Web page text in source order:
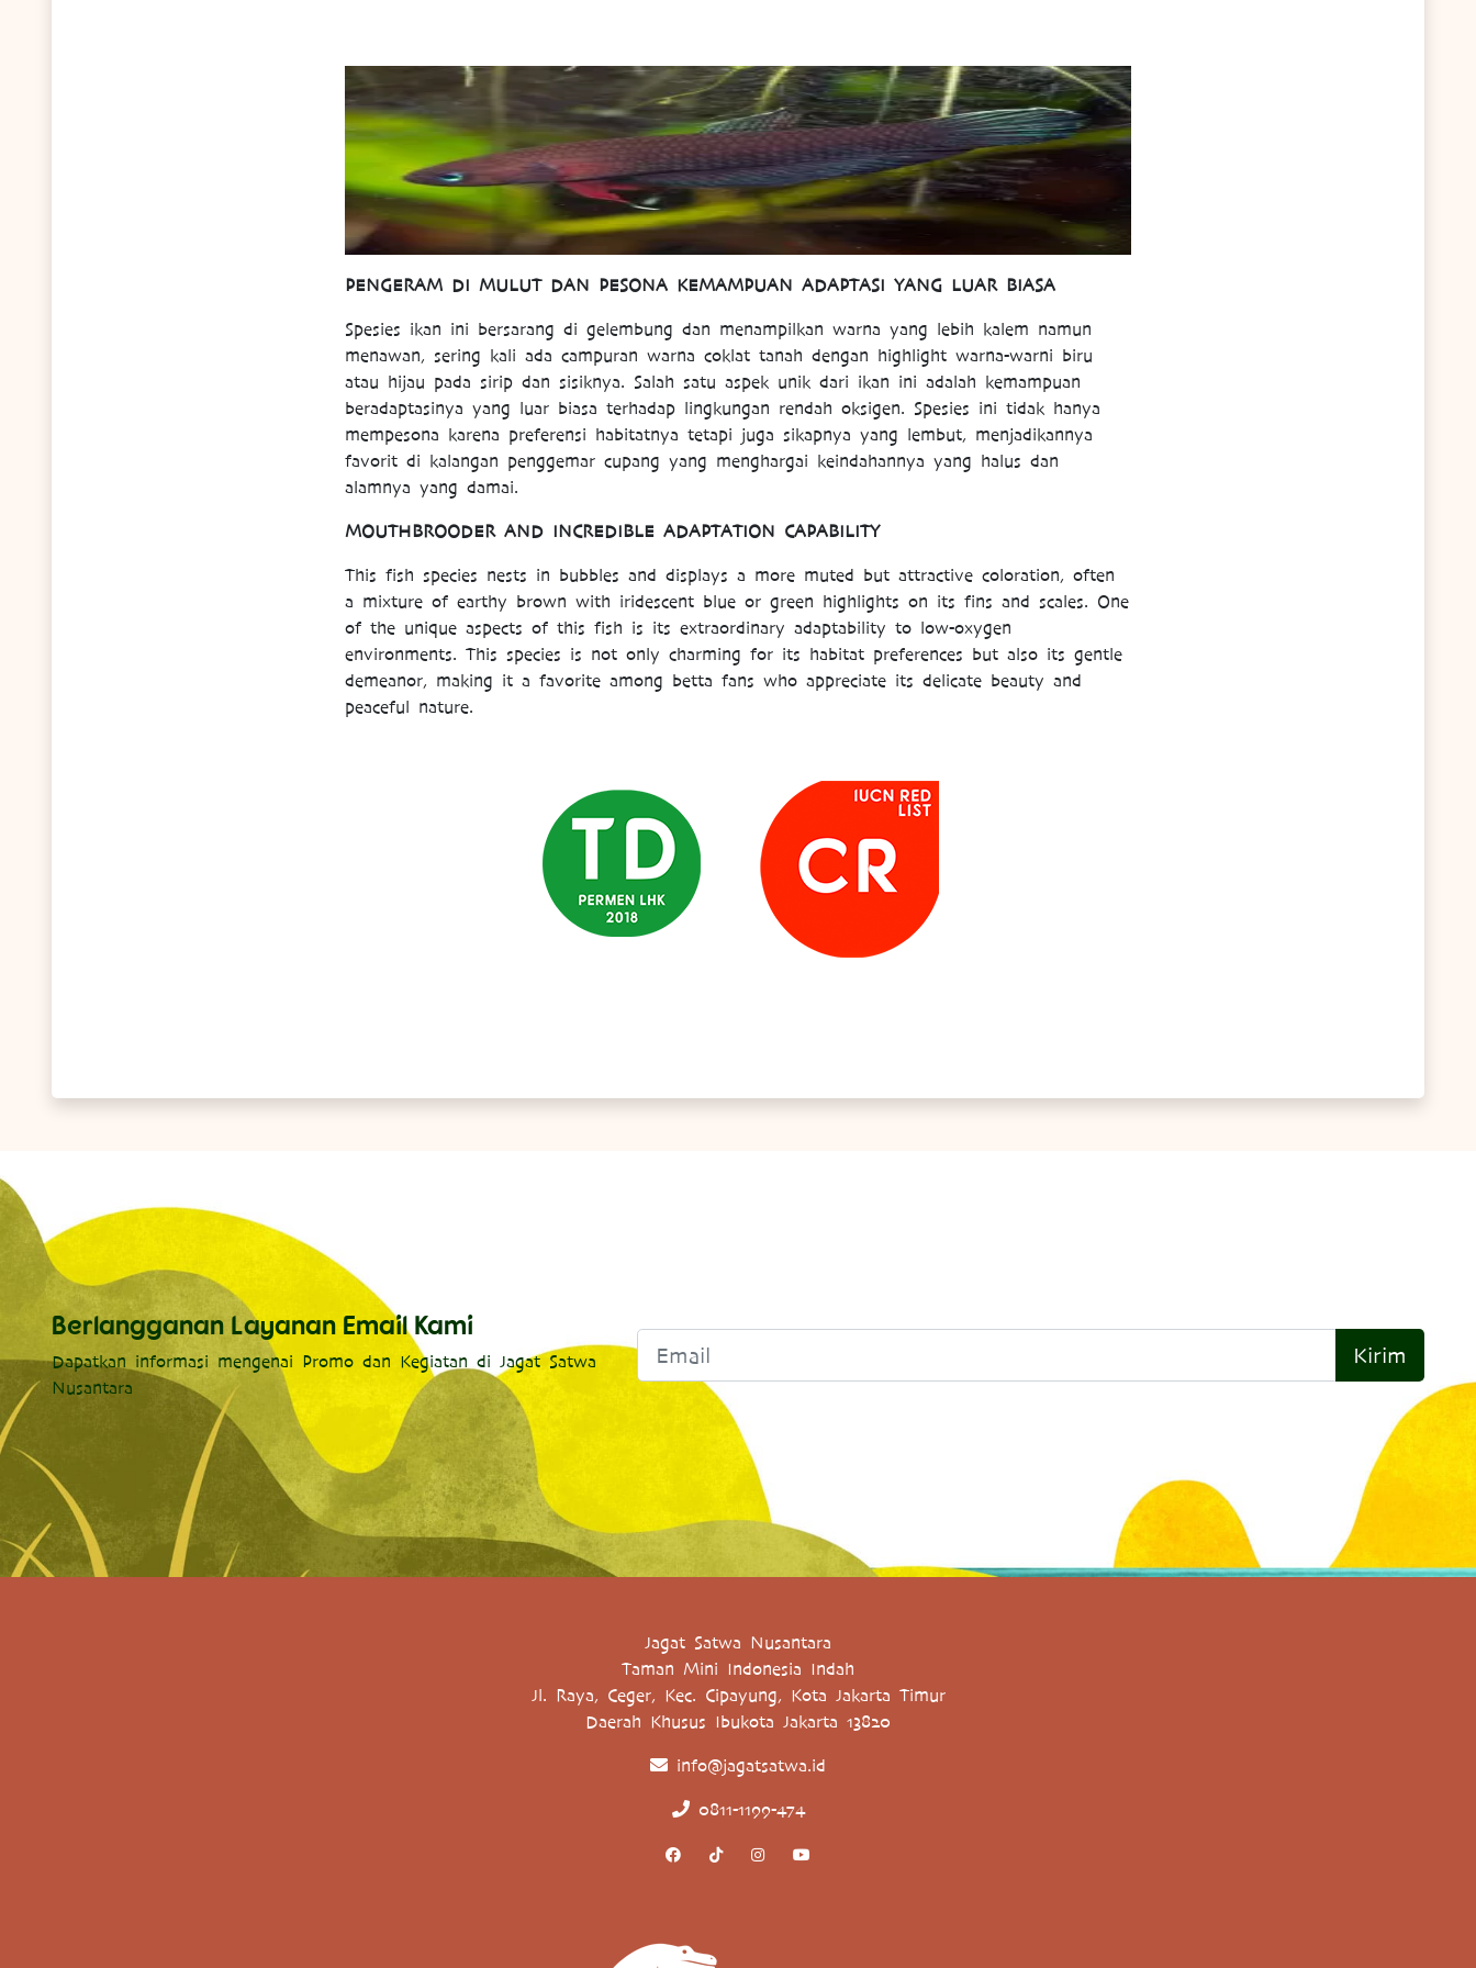
PENGERAM DI MULUT DAN PESONA KEMAMPUAN ADAPTASI YANG LUAR BIASA
Spesies ikan ini bersarang di gelembung dan menampilkan warna yang lebih kalem namun
menawan, sering kali ada campuran warna coklat tanah dengan highlight warna-warni biru
atau hijau pada sirip dan sisiknya. Salah satu aspek unik dari ikan ini adalah kemampuan
beradaptasinya yang luar biasa terhadap lingkungan rendah oksigen. Spesies ini tidak hanya
mempesona karena preferensi habitatnya tetapi juga sikapnya yang lembut, menjadikannya
favorit di kalangan penggemar cupang yang menghargai keindahannya yang halus dan
alamnya yang damai.
MOUTHBROODER AND INCREDIBLE ADAPTATION CAPABILITY
This fish species nests in bubbles and displays a more muted but attractive coloration, often
a mixture of earthy brown with iridescent blue or green highlights on its fins and scales. One
of the unique aspects of this fish is its extraordinary adaptability to low-oxygen
environments. This species is not only charming for its habitat preferences but also its gentle
demeanor, making it a favorite among betta fans who appreciate its delicate beauty and
peaceful nature.
Berlangganan Layanan Email Kami
Dapatkan informasi mengenai Promo dan Kegiatan di Jagat Satwa
Nusantara
Kirim
Jagat Satwa Nusantara
Taman Mini Indonesia Indah
Jl. Raya, Ceger, Kec. Cipayung, Kota Jakarta Timur
Daerah Khusus Ibukota Jakarta 13820
info@jagatsatwa.id
0811-1199-474